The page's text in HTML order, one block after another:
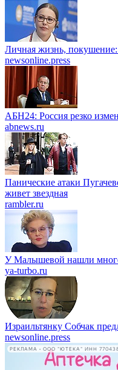
Личная жизнь, покушение:
newsonline.press
АБН24: Россия резко
abnews.ru
Панические атаки
живет звездная
rambler.ru
У Малышевой нашли
ya-turbo.ru
Израильтянку Собчак
newsonline.press
РЕКЛАМА • ООО "ЮТЕКА" ИНН